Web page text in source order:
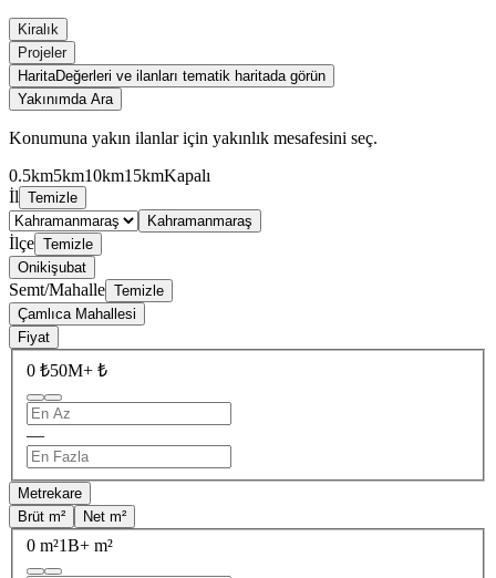
Kiralık
Projeler
HaritaDeğerleri ve ilanları tematik haritada görün
Yakınımda Ara
Konumuna yakın ilanlar için yakınlık mesafesini seç.
0.5km5km10km15kmKapalı
İl Temizle
Kahramanmaraş
İlçe Temizle
Onikişubat
Semt/Mahalle Temizle
Çamlıca Mahallesi
Fiyat
0 ₺50M+ ₺
—
Metrekare
Brüt m²
Net m²
0 m²1B+ m²